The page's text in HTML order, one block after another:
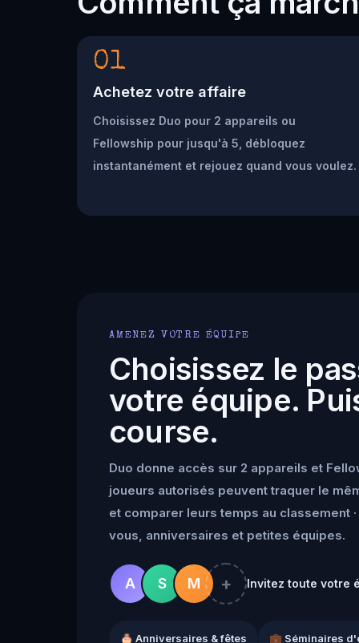
01
Achetez votre affaire
Choisissez Duo pour 2 appareils ou
Fellowship pour jusqu'à 5, débloquez
instantanément et rejouez quand vous voulez.
AMENEZ VOTRE ÉQUIPE
Choisissez le
votre équipe.
course.
Duo donne accès sur 2 appareils et
joueurs autorisés peuvent traquer le
et comparer leurs temps au classement
vous, anniversaires et petites équipes.
A S M + Invitez toute votre
🎂 Anniversaires & fêtes 💼 Séminaires